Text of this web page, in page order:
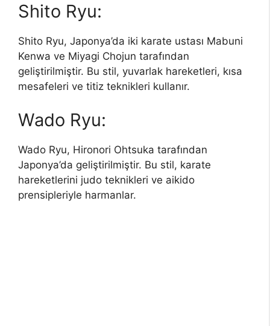
Shito Ryu:
Shito Ryu, Japonya’da iki karate ustası Mabuni
Kenwa ve Miyagi Chojun tarafından
geliştirilmiştir. Bu stil, yuvarlak hareketleri, kısa
mesafeleri ve titiz teknikleri kullanır.
Wado Ryu:
Wado Ryu, Hironori Ohtsuka tarafından
Japonya’da geliştirilmiştir. Bu stil, karate
hareketlerini judo teknikleri ve aikido
prensipleriyle harmanlar.